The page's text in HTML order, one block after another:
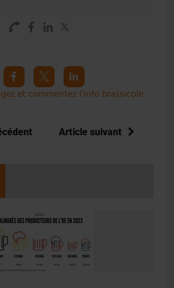
et commentez l’info brassicole.
Article suivant